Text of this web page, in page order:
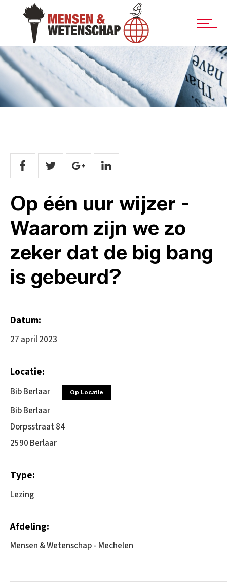
Op één uur wijzer -
Waarom zijn we zo
zeker dat de big bang
is gebeurd?
Datum:
27 april 2023
Locatie:
Bib Berlaar Op Locatie
Bib Berlaar
Dorpsstraat 84
2590 Berlaar
Type:
Lezing
Afdeling:
Mensen & Wetenschap - Mechelen